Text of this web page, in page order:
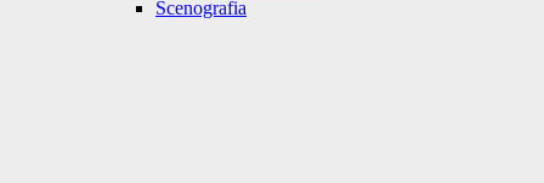
Scenografia